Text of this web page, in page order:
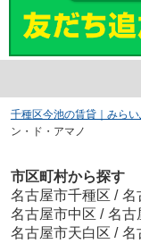
千種区今池の賃貸｜みらい
ン・ド・アマノ
市区町村から探す
名古屋市千種区 / 名
名古屋市中区 / 名古
名古屋市天白区 / 名